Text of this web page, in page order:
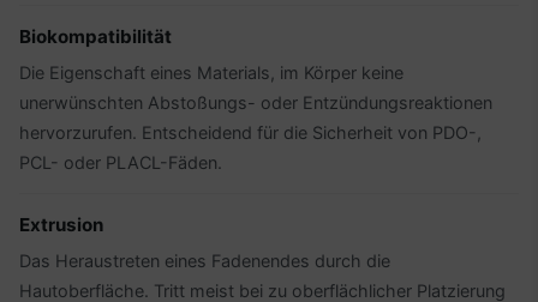
Biokompatibilität
Die Eigenschaft eines Materials, im Körper keine
unerwünschten Abstoßungs- oder Entzündungsreaktionen
hervorzurufen. Entscheidend für die Sicherheit von PDO-,
PCL- oder PLACL-Fäden.
Extrusion
Das Heraustreten eines Fadenendes durch die
Hautoberfläche. Tritt meist bei zu oberflächlicher Platzierung